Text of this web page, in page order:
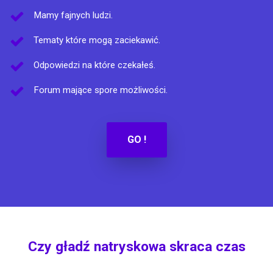
Mamy fajnych ludzi.
Tematy które mogą zaciekawić.
Odpowiedzi na które czekałeś.
Forum mające spore możliwości.
GO !
Czy gładź natryskowa skraca czas